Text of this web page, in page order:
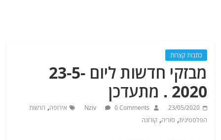
כתבות קצרות
מבזקי חדשות ליום 23-5-
2020 . מתעדכן
23/05/2020
Nziv 0 Comments אירופה, הרשות
הפלסטינית, סוריה,קורונה